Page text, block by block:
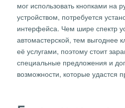
мог использовать кнопками на
устройством, потребуется
интерфейса. Чем шире спектр
автомастерской, тем выгоднее
её услугами, поэтому стоит
специальные предложения и
возможности, которые удастся